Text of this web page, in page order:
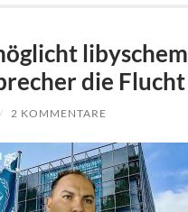
libyschem
die Flucht
/ 2 KOMMENTARE